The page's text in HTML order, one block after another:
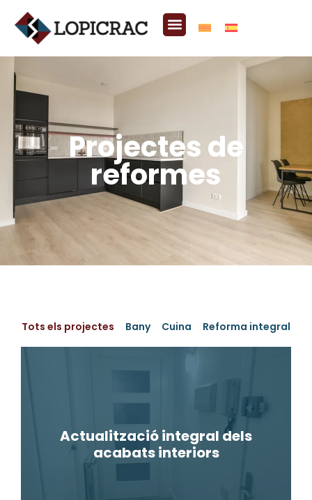
Projectes de
reformes
Bany Cuina Reforma integral
Tots els projectes
Actualització integral dels
acabats interiors